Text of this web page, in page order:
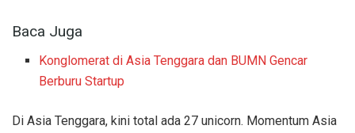
Baca Juga
Konglomerat di Asia Tenggara dan BUMN Gencar
Berburu Startup
Di Asia Tenggara, kini total ada 27 unicorn. Momentum Asia